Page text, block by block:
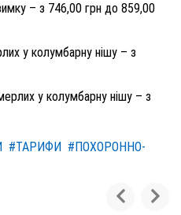
– з 746,00 грн до 859,00
у колумбарну нішу – з
у колумбарну нішу – з
#ТАРИФИ #ПОХОРОННО-